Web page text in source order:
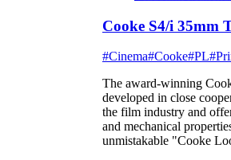
Cooke S4/i 35mm
#Cinema#Cooke#PL
The award-winning
developed in close
the film industry and
and mechanical
unmistakable "Cooke